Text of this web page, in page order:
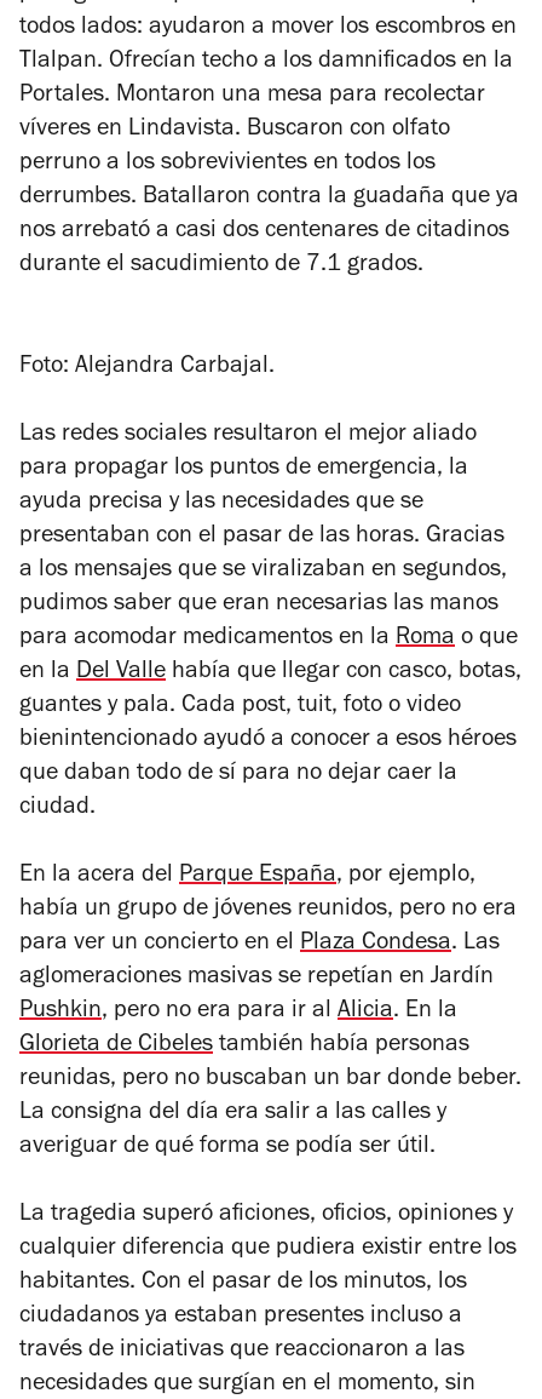
todos lados: ayudaron a mover los escombros en
Tlalpan. Ofrecían techo a los damnificados en la
Portales. Montaron una mesa para recolectar
víveres en Lindavista. Buscaron con olfato
perruno a los sobrevivientes en todos los
derrumbes. Batallaron contra la guadaña que ya
nos arrebató a casi dos centenares de citadinos
durante el sacudimiento de 7.1 grados.
Foto: Alejandra Carbajal.
Las redes sociales resultaron el mejor aliado
para propagar los puntos de emergencia, la
ayuda precisa y las necesidades que se
presentaban con el pasar de las horas. Gracias
a los mensajes que se viralizaban en segundos,
pudimos saber que eran necesarias las manos
para acomodar medicamentos en la Roma o que
en la Del Valle había que llegar con casco, botas,
guantes y pala. Cada post, tuit, foto o video
bienintencionado ayudó a conocer a esos héroes
que daban todo de sí para no dejar caer la
ciudad.
En la acera del Parque España, por ejemplo,
había un grupo de jóvenes reunidos, pero no era
para ver un concierto en el Plaza Condesa. Las
aglomeraciones masivas se repetían en Jardín
Pushkin, pero no era para ir al Alicia. En la
Glorieta de Cibeles también había personas
reunidas, pero no buscaban un bar donde beber.
La consigna del día era salir a las calles y
averiguar de qué forma se podía ser útil.
La tragedia superó aficiones, oficios, opiniones y
cualquier diferencia que pudiera existir entre los
habitantes. Con el pasar de los minutos, los
ciudadanos ya estaban presentes incluso a
través de iniciativas que reaccionaron a las
necesidades que surgían en el momento, sin